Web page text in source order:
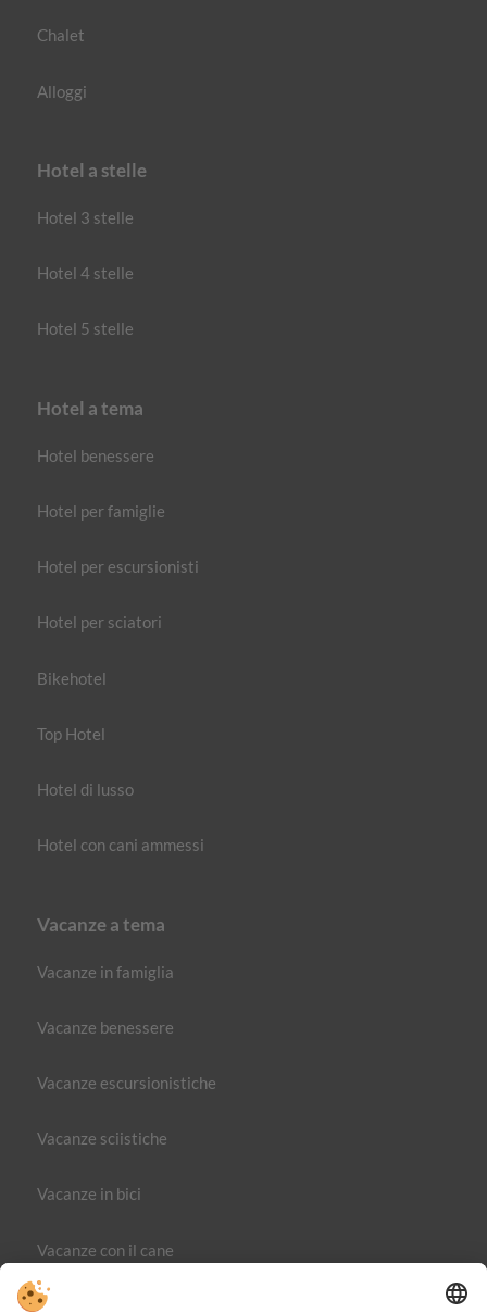
Chalet
Alloggi
Hotel a stelle
Hotel 3 stelle
Hotel 4 stelle
Hotel 5 stelle
Hotel a tema
Hotel benessere
Hotel per famiglie
Hotel per escursionisti
Hotel per sciatori
Bikehotel
Top Hotel
Hotel di lusso
Hotel con cani ammessi
Vacanze a tema
Vacanze in famiglia
Vacanze benessere
Vacanze escursionistiche
Vacanze sciistiche
Vacanze in bici
Vacanze con il cane